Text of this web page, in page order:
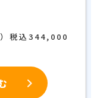
税込344,000